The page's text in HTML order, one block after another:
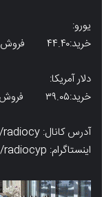
یورو:
خرید:۴۴.۴۰ فروش: ۴۵.۰۰
دلار آمریکا:
خرید:۳۹.۰۵ فروش: ۳۹.۵۰
آدرس کانال: https://t.me/radiocy
اینستاگرام: instagram.com/radiocyp